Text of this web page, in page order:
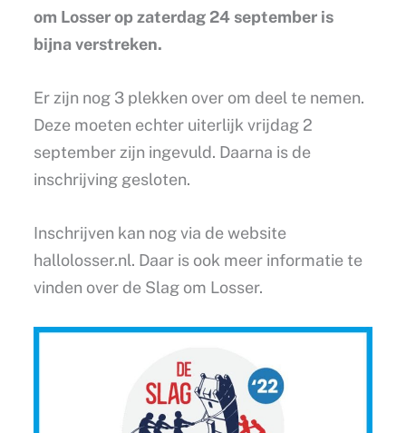
om Losser op zaterdag 24 september is
bijna verstreken.
Er zijn nog 3 plekken over om deel te nemen.
Deze moeten echter uiterlijk vrijdag 2
september zijn ingevuld. Daarna is de
inschrijving gesloten.
Inschrijven kan nog via de website
hallolosser.nl. Daar is ook meer informatie te
vinden over de Slag om Losser.